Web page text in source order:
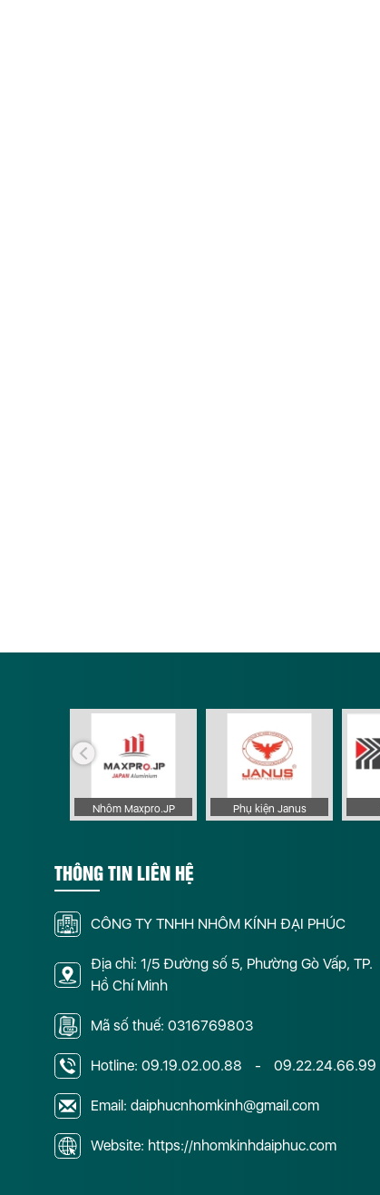
Nhôm Maxpro.JP Phụ kiện Janus
THÔNG TIN LIÊN HỆ
CÔNG TY TNHH NHÔM KÍNH ĐẠI PHÚC
Địa chỉ: 1/5 Đường số 5, Phường Gò Vấp, TP.
Hồ Chí Minh
Mã số thuế: 0316769803
Hotline: 09.19.02.00.88 - 09.22.24.66.99
Email: daiphucnhomkinh@gmail.com
Website: https://nhomkinhdaiphuc.com